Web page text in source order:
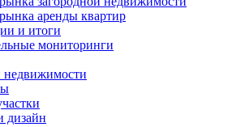
аренды квартир
и итоги
мониторинги
недвижимости
дизайн